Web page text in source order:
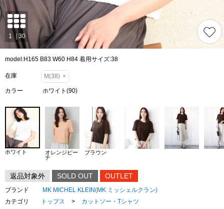
model:H165 B83 W60 H84 着用サイズ:38
在庫 M(38) ×
カラー ホワイト(90)
ホワイト
オレンジピー
チ
ブラウン
返品対象外 SOLD OUT OUTLET
ブランド
MK MICHEL KLEIN(MK ミッシェルクラン)
カテゴリ
トップス >
カットソー・Tシャツ